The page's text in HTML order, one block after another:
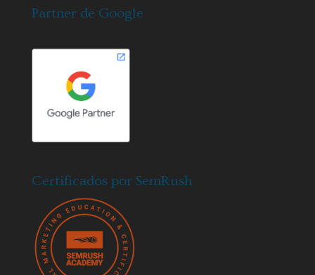
Partner de Google
Certificados por SemRush